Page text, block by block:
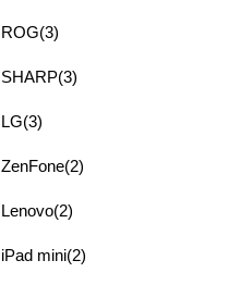
ROG(3)
SHARP(3)
LG(3)
ZenFone(2)
Lenovo(2)
iPad mini(2)